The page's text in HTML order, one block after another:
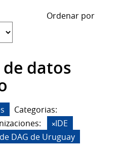
Ordenar por
datos
Categorias:
IDE
DAG de Uruguay